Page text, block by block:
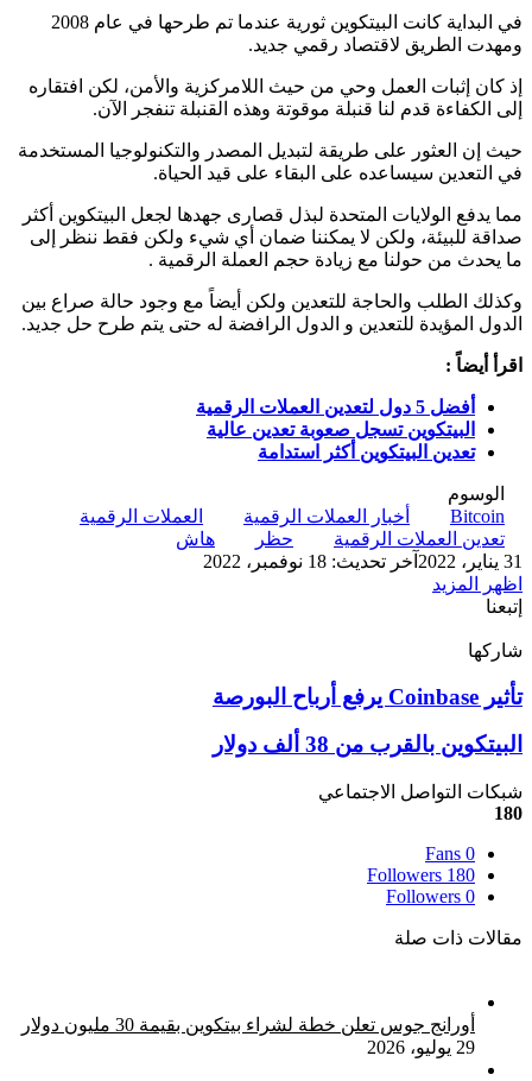
في البداية كانت البيتكوين ثورية عندما تم طرحها في عام 2008
ومهدت الطريق لاقتصاد رقمي جديد.
إذ كان إثبات العمل وحي من حيث اللامركزية والأمن، لكن افتقاره
إلى الكفاءة قدم لنا قنبلة موقوتة وهذه القنبلة تنفجر الآن.
حيث إن العثور على طريقة لتبديل المصدر والتكنولوجيا المستخدمة
في التعدين سيساعده على البقاء على قيد الحياة.
مما يدفع الولايات المتحدة لبذل قصارى جهدها لجعل البيتكوين أكثر
صداقة للبيئة، ولكن لا يمكننا ضمان أي شيء ولكن فقط ننظر إلى
ما يحدث من حولنا مع زيادة حجم العملة الرقمية .
وكذلك الطلب والحاجة للتعدين ولكن أيضاً مع وجود حالة صراع بين
الدول المؤيدة للتعدين و الدول الرافضة له حتى يتم طرح حل جديد.
اقرأ أيضاً :
أفضل 5 دول لتعدين العملات الرقمية
البيتكوين تسجل صعوبة تعدين عالية
تعدين البيتكوين أكثر استدامة
الوسوم
Bitcoin
أخبار العملات الرقمية
العملات الرقمية
تعدين العملات الرقمية
حظر
هاش
31 يناير، 2022
آخر تحديث: 18 نوفمبر، 2022
اظهر المزيد
إتبعنا
شاركها
تأثير
Coinbase
يرفع
أرباح
البورصة
تأثير Coinbase يرفع أرباح البورصة
البيتكوين
من
38
دولار
البيتكوين بالقرب من 38 ألف دولار
شبكات التواصل الاجتماعي
180
0
Fans
180
Followers
0
Followers
مقالات ذات صلة
أورانج جوس تعلن خطة لشراء بيتكوين بقيمة 30 مليون دولار
29 يوليو، 2026